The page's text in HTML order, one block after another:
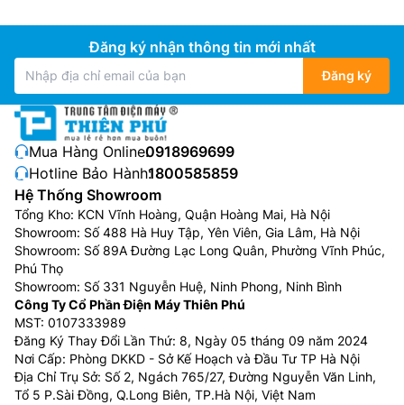
Đăng ký nhận thông tin mới nhất
Đăng ký
Mua Hàng Online:0918969699
Hotline Bảo Hành:1800585859
Hệ Thống Showroom
Tổng Kho: KCN Vĩnh Hoàng, Quận Hoàng Mai, Hà Nội
Showroom: Số 488 Hà Huy Tập, Yên Viên, Gia Lâm, Hà Nội
Showroom: Số 89A Đường Lạc Long Quân, Phường Vĩnh Phúc,
Phú Thọ
Showroom: Số 331 Nguyễn Huệ, Ninh Phong, Ninh Bình
Công Ty Cổ Phần Điện Máy Thiên Phú
MST: 0107333989
Đăng Ký Thay Đổi Lần Thứ: 8, Ngày 05 tháng 09 năm 2024
Nơi Cấp: Phòng DKKD - Sở Kế Hoạch và Đầu Tư TP Hà Nội
Địa Chỉ Trụ Sở: Số 2, Ngách 765/27, Đường Nguyễn Văn Linh,
Tổ 5 P.Sài Đồng, Q.Long Biên, TP.Hà Nội, Việt Nam